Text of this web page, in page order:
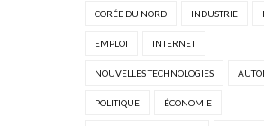
CORÉE DU NORD INDUSTRIE
EMPLOI INTERNET
NOUVELLES TECHNOLOGIES
POLITIQUE ÉCONOMIE